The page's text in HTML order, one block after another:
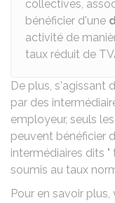
collectives,
bénéficier d'une
activité de
taux réduit de
De plus, s'agissant
par des
employeur, seuls
peuvent bénéficier
intermédiaires dits "
soumis au taux
Pour en savoir